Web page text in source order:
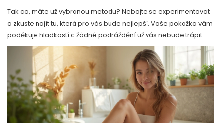
Tak co, máte už vybranou metodu? Nebojte se experimentovat
a zkuste najít tu, která pro vás bude nejlepší. Vaše pokožka vám
poděkuje hladkostí a žádné podráždění už vás nebude trápit.